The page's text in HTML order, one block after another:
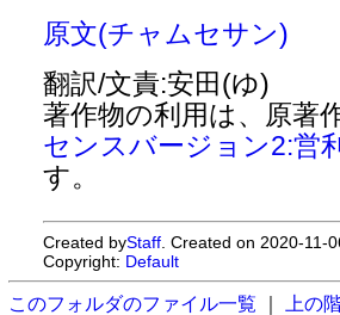
原文(チャムセサン)
翻訳/文責:安田(ゆ)
著作物の利用は、原著
センスバージョン2:営
す。
Created byStaff . Created on 2020-
Copyright: Default
このフォルダのファイル一覧
上の